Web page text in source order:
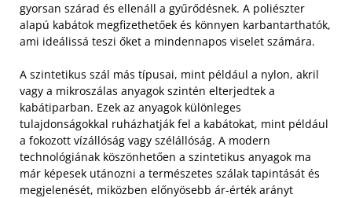
gyorsan szárad és ellenáll a gyűrődésnek. A poliészter
alapú kabátok megfizethetőek és könnyen karbantarthatók,
ami ideálissá teszi őket a mindennapos viselet számára.
A szintetikus szál más típusai, mint például a nylon, akril
vagy a mikroszálas anyagok szintén elterjedtek a
kabátiparban. Ezek az anyagok különleges
tulajdonságokkal ruházhatják fel a kabátokat, mint például
a fokozott vízállóság vagy szélállóság. A modern
technológiának köszönhetően a szintetikus anyagok ma
már képesek utánozni a természetes szálak tapintását és
megjelenését, miközben előnyösebb ár-érték arányt